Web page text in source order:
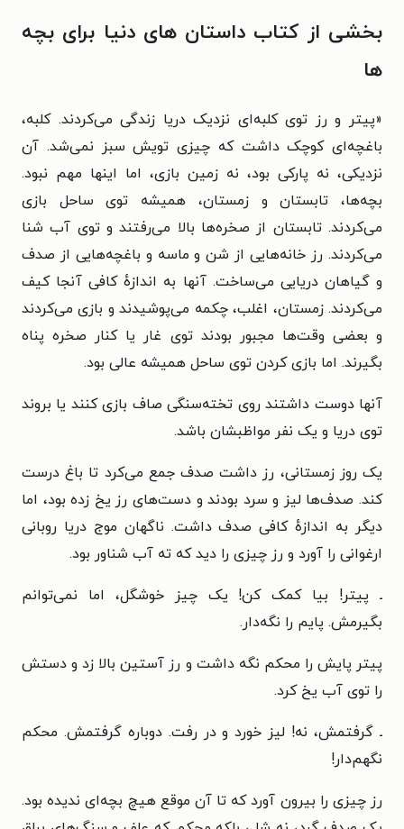
بخشی از کتاب داستان های دنیا برای بچه
ها
«پیتر و رز توی کلبه‌ای نزدیک دریا زندگی می‌کردند. کلبه،
باغچه‌ای کوچک داشت که چیزی تویش سبز نمی‌شد. آن
نزدیکی، نه پارکی بود، نه زمین بازی، اما اینها مهم نبود.
بچه‌ها، تابستان و زمستان، همیشه توی ساحل بازی
می‌کردند. تابستان از صخره‌ها بالا می‌رفتند و توی آب شنا
می‌کردند. رز خانه‌هایی از شن و ماسه و باغچه‌هایی از صدف
و گیاهان دریایی می‌ساخت. آنها به اندازهٔ کافی آنجا کیف
می‌کردند. زمستان، اغلب، چکمه می‌پوشیدند و بازی می‌کردند
و بعضی وقت‌ها مجبور بودند توی غار یا کنار صخره پناه
بگیرند. اما بازی کردن توی ساحل همیشه عالی بود.
آنها دوست داشتند روی تخته‌سنگی صاف بازی کنند یا بروند
توی دریا و یک نفر مواظبشان باشد.
یک روز زمستانی، رز داشت صدف جمع می‌کرد تا باغ درست
کند. صدف‌ها لیز و سرد بودند و دست‌های رز یخ زده بود، اما
دیگر به اندازهٔ کافی صدف داشت. ناگهان موج دریا روبانی
ارغوانی را آورد و رز چیزی را دید که ته آب شناور بود.
ـ پیتر! بیا کمک کن! یک چیز خوشگل، اما نمی‌توانم
بگیرمش. پایم را نگه‌دار.
پیتر پایش را محکم نگه داشت و رز آستین بالا زد و دستش
را توی آب یخ کرد.
ـ گرفتمش، نه! لیز خورد و در رفت. دوباره گرفتمش. محکم
نگهم‌دار!
رز چیزی را بیرون آورد که تا آن موقع هیچ بچه‌ای ندیده بود.